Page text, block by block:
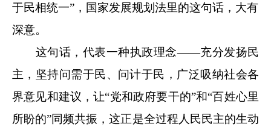
于民相统一”，国家发展规划法里的这句话，大有
深意。
这句话，代表一种执政理念——充分发扬民
主，坚持问需于民、问计于民，广泛吸纳社会各
界意见和建议，让“党和政府要干的”和“百姓心里
所盼的”同频共振，这正是全过程人民民主的生动